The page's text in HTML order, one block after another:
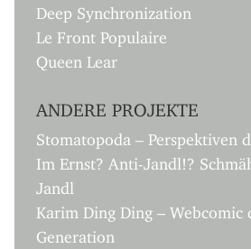
Deep Synchronization
Le Front Populaire
Queen Lear
ANDERE PROJEKTE
Stomatopoda – Perspektiven
Im Ernst? Anti-Jandl!?
Jandl
Karim Ding Ding – Webcomic
Generation